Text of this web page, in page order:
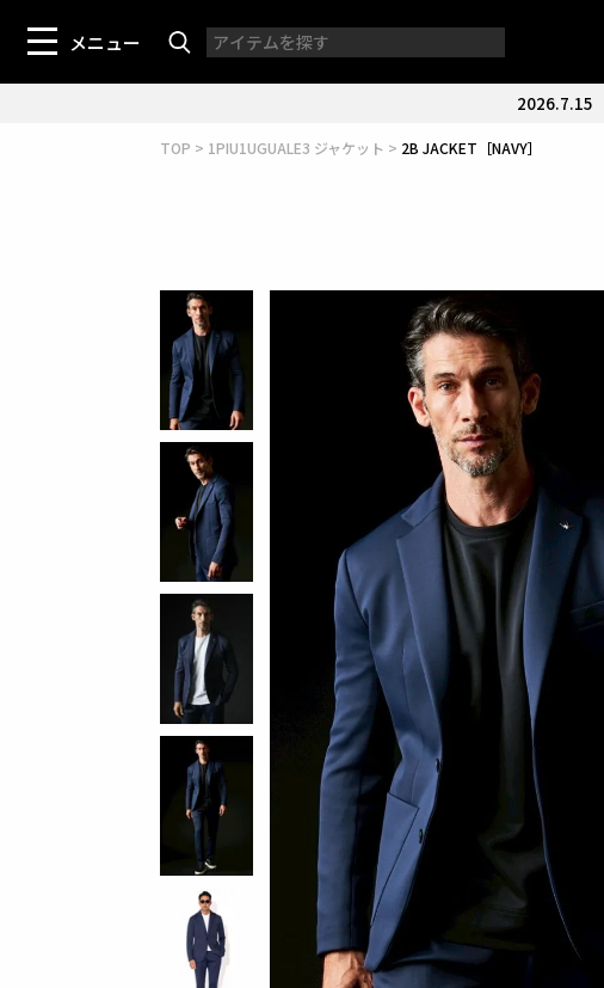
メニュー
2026.7.15
TOP 1PIU1UGUALE3 ジャケット 2B JACKET［NAVY］